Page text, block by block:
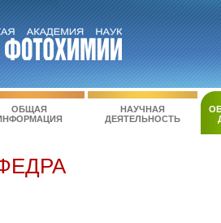
ОБЩАЯ
НАУЧНАЯ
ДЕЯТЕЛЬНОСТЬ